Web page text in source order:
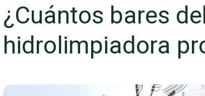
¿Cuántos bares
hidrolimpiadora